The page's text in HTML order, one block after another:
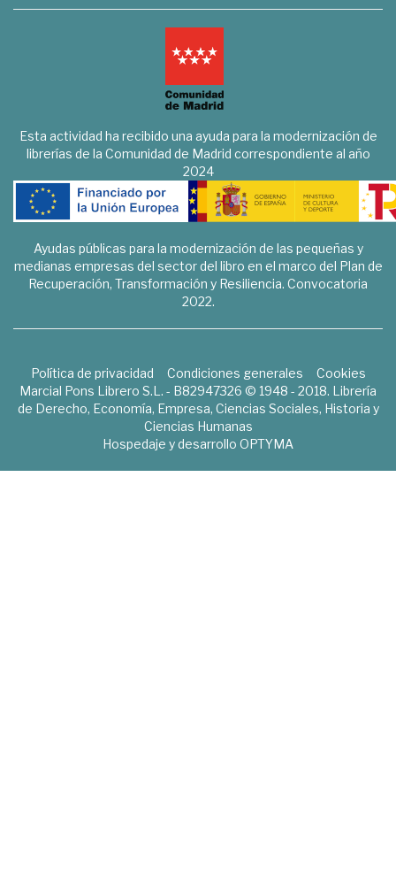
Esta actividad ha recibido una ayuda para la modernización de
librerías de la Comunidad de Madrid correspondiente al año
2024
Ayudas públicas para la modernización de las pequeñas y
medianas empresas del sector del libro en el marco del Plan de
Recuperación, Transformación y Resiliencia. Convocatoria
2022.
Política de privacidad Condiciones generales
Cookies
Marcial Pons Librero S.L. - B82947326 © 1948 - 2018. Librería
de Derecho, Economía, Empresa, Ciencias Sociales, Historia y
Ciencias Humanas
Hospedaje y desarrollo OPTYMA